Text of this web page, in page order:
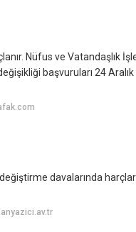
Nüfus ve Vatandaşlık
başvuruları 24
davalarında